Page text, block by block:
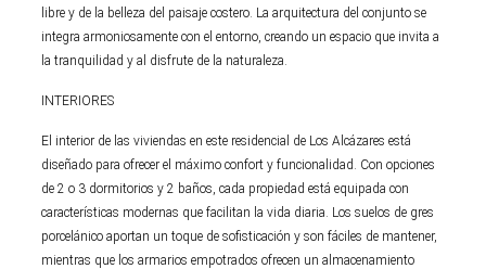
libre y de la belleza del paisaje costero. La arquitectura del conjunto se
integra armoniosamente con el entorno, creando un espacio que invita a
la tranquilidad y al disfrute de la naturaleza.
INTERIORES
El interior de las viviendas en este residencial de Los Alcázares está
diseñado para ofrecer el máximo confort y funcionalidad. Con opciones
de 2 o 3 dormitorios y 2 baños, cada propiedad está equipada con
características modernas que facilitan la vida diaria. Los suelos de gres
porcelánico aportan un toque de sofisticación y son fáciles de mantener,
mientras que los armarios empotrados ofrecen un almacenamiento